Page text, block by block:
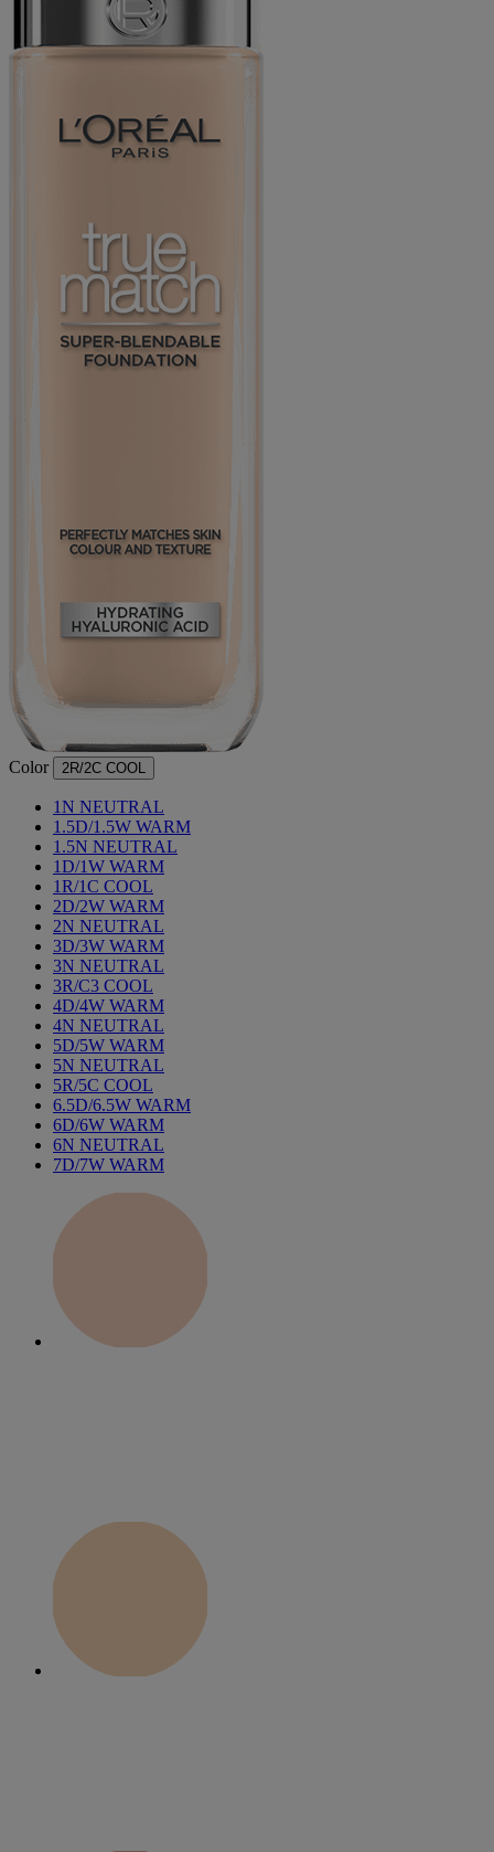
Color 2R/2C COOL
1N NEUTRAL
1.5D/1.5W WARM
1.5N NEUTRAL
1D/1W WARM
1R/1C COOL
2D/2W WARM
2N NEUTRAL
3D/3W WARM
3N NEUTRAL
3R/C3 COOL
4D/4W WARM
4Ν NEUTRAL
5D/5W WARM
5Ν NEUTRAL
5R/5C COOL
6.5D/6.5W WARM
6D/6W WARM
6Ν NEUTRAL
7D/7W WARM